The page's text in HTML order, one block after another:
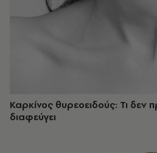
Καρκίνος θυρεοειδούς: Τι δεν
διαφεύγει